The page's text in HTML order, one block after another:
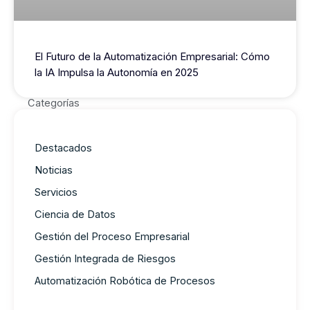
El Futuro de la Automatización Empresarial: Cómo
la IA Impulsa la Autonomía en 2025
Categorías
Destacados
Noticias
Servicios
Ciencia de Datos
Gestión del Proceso Empresarial
Gestión Integrada de Riesgos
Automatización Robótica de Procesos